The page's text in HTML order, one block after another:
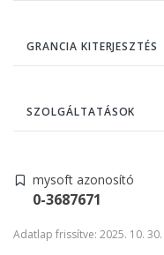
GRANCIA KITERJESZTÉS
SZOLGÁLTATÁSOK
mysoft azonosító
0-3687671
Adatlap frissítve: 2025. 10.